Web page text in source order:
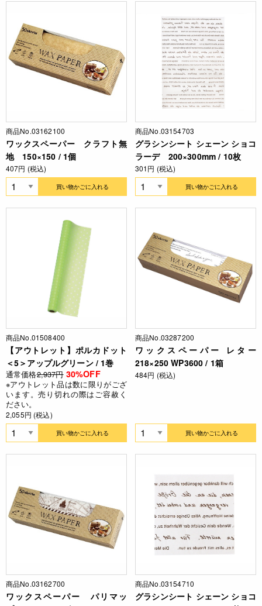
商品No.03162100
ワックスペーパー クラフト無
地 150×150 / 1個
407円 (税込)
買い物かごに入れる
商品No.03154703
グラシンシート シェーン ショコ
ラーデ 200×300mm / 10枚
301円 (税込)
買い物かごに入れる
商品No.01508400
【アウトレット】ポルカドット
＜5＞アップルグリーン / 1巻
通常価格2,937円 30%OFF
※アウトレット品は数に限りがござ
います。売り切れの際はご容赦く
ださい。
2,055円 (税込)
買い物かごに入れる
商品No.03287200
ワックスペーパー レター
218×250 WP3600 / 1箱
484円 (税込)
買い物かごに入れる
商品No.03162700
ワックスペーパー パリマッ
商品No.03154710
グラシンシート シェーン ショコ